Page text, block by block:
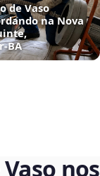
de Vaso
na Nova
nos